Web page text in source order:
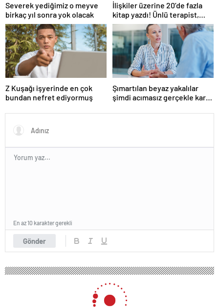
Severek yediğimiz o meyve
birkaç yıl sonra yok olacak
İlişkiler üzerine 20’de fazla
kitap yazdı! Ünlü terapist,
boşanmaların gerçek
suçlularını açıklıyor
Z Kuşağı işyerinde en çok
bundan nefret ediyormuş
Şımartılan beyaz yakalılar
şimdi acımasız gerçekle karşı
Gönder
En az 10 karakter gerekli